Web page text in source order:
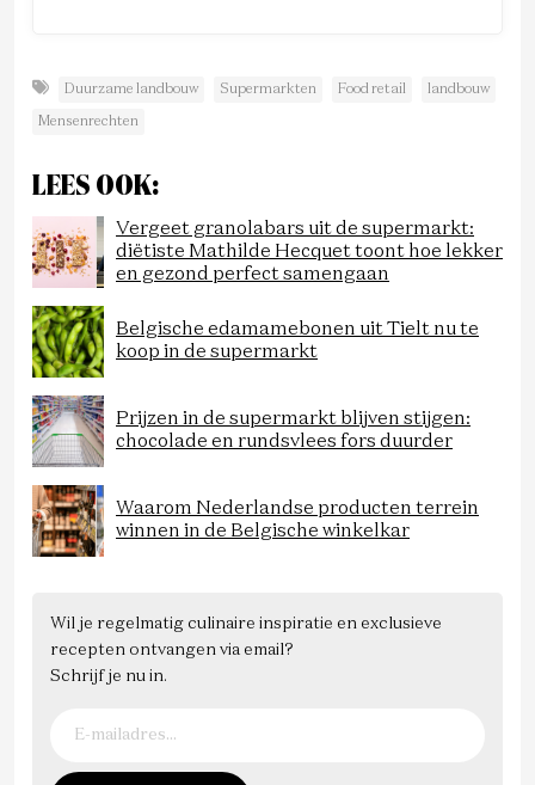
Duurzame landbouw Supermarkten Food retail landbouw
Mensenrechten
LEES OOK:
Vergeet granolabars uit de supermarkt:
diëtiste Mathilde Hecquet toont hoe lekker
en gezond perfect samengaan
Belgische edamamebonen uit Tielt nu te
koop in de supermarkt
Prijzen in de supermarkt blijven stijgen:
chocolade en rundsvlees fors duurder
Waarom Nederlandse producten terrein
winnen in de Belgische winkelkar
Wil je regelmatig culinaire inspiratie en exclusieve
recepten ontvangen via email?
Schrijf je nu in.